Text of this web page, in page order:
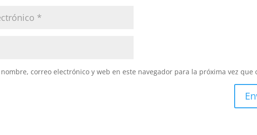
correo electrónico y web en este navegador para la próxima vez que